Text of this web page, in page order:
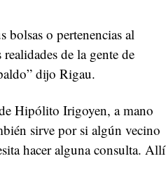
bolsas o pertenencias al
de la gente de
dijo Rigau.
Hipólito Irigoyen, a mano
sirve por si algún vecino
hacer alguna consulta. Allí